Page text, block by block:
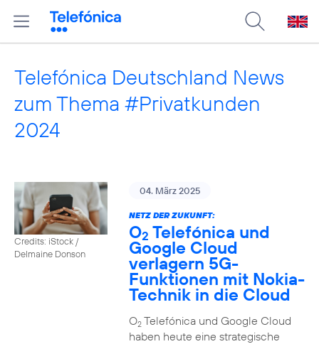
Telefónica Deutschland News
zum Thema #Privatkunden
2024
Credits: iStock /
Delmaine Donson
04. März 2025
NETZ DER ZUKUNFT:
O2 Telefónica und
Google Cloud
verlagern 5G-
Funktionen mit Nokia-
Technik in die Cloud
O2Telefónica und Google Cloud
haben heute eine strategische